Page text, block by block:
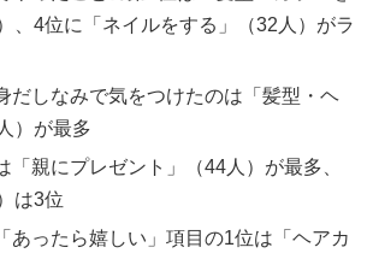
、4位に「ネイルをする」（32人）がラ
だしなみで気をつけたのは「髪型・ヘ
）が最多
「親にプレゼント」（44人）が最多、
は3位
あったら嬉しい」項目の1位は「ヘアカ